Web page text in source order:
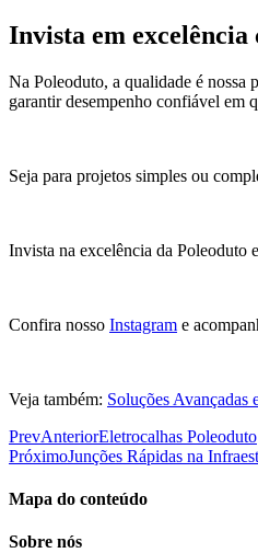
Invista em excelência
Na Poleoduto, a qualidade é nossa
garantir desempenho confiável em
Seja para projetos simples ou
Invista na excelência da Poleoduto
Confira nosso Instagram e
Veja também: Soluções Avançadas
PrevAnteriorEletrocalhas Poleoduto
PróximoJunções Rápidas na
Mapa do conteúdo
Sobre nós